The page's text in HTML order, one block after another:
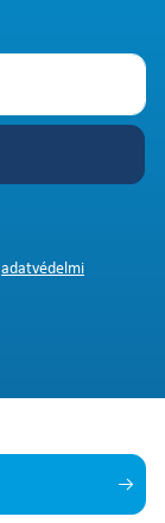
adatvédelmi